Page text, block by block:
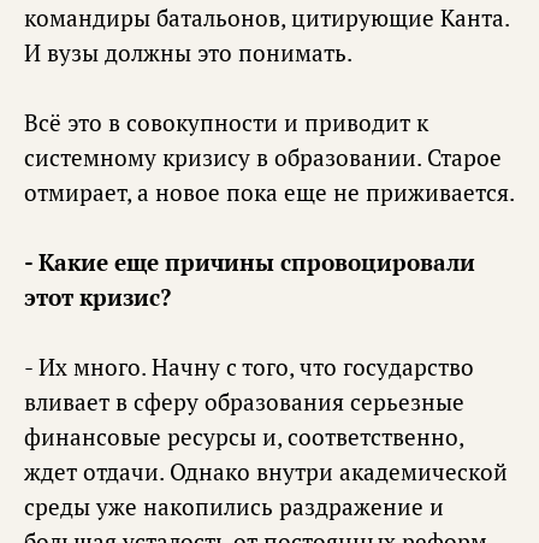
командиры батальонов, цитирующие Канта.
И вузы должны это понимать.
Всё это в совокупности и приводит к
системному кризису в образовании. Старое
отмирает, а новое пока еще не приживается.
- Какие еще причины спровоцировали
этот кризис?
- Их много. Начну с того, что государство
вливает в сферу образования серьезные
финансовые ресурсы и, соответственно,
ждет отдачи. Однако внутри академической
среды уже накопились раздражение и